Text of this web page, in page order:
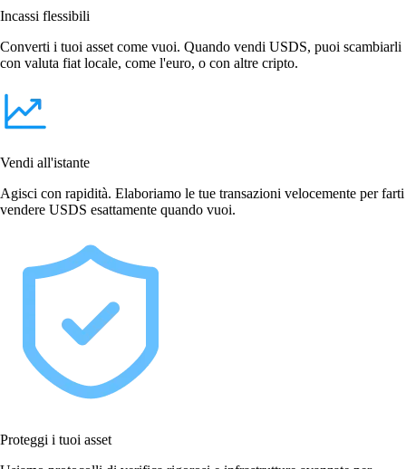
Incassi flessibili
Converti i tuoi asset come vuoi. Quando vendi USDS, puoi scambiarli
con valuta fiat locale, come l'euro, o con altre cripto.
Vendi all'istante
Agisci con rapidità. Elaboriamo le tue transazioni velocemente per farti
vendere USDS esattamente quando vuoi.
Proteggi i tuoi asset